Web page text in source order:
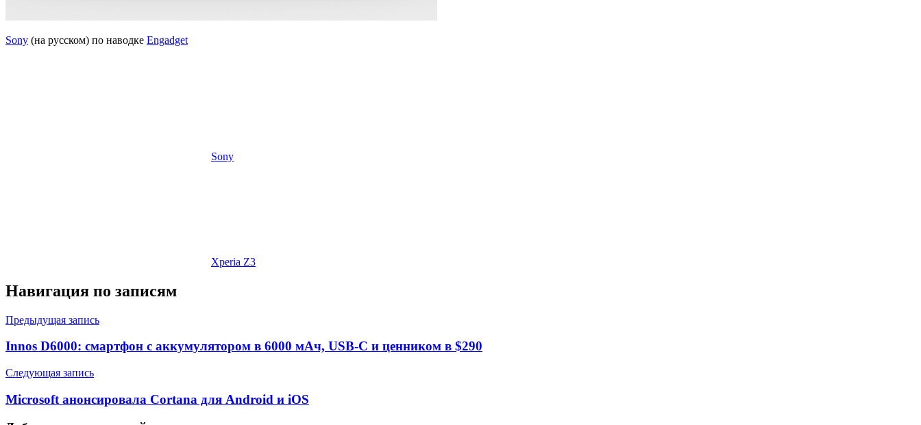
Sony (на русском) по наводке Engadget
Sony
Xperia Z3
Навигация по записям
Предыдущая запись
Innos D6000: смартфон с аккумулятором в 6000 мАч, USB-C и ценником в $290
Следующая запись
Microsoft анонсировала Cortana для Android и iOS